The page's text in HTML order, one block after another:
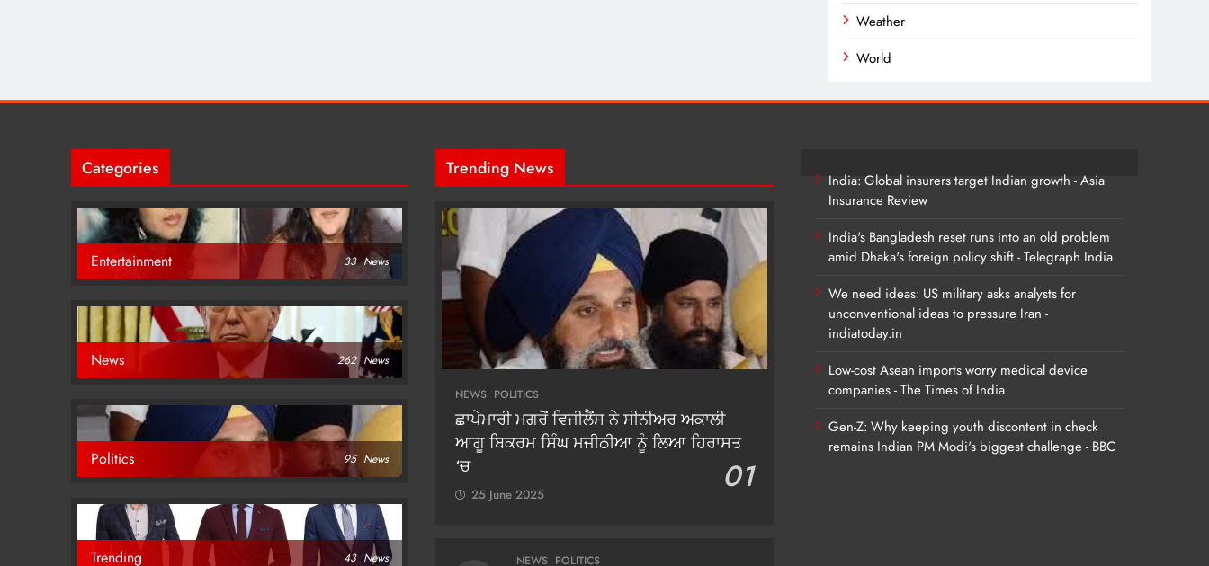
Weather
World
Categories
Entertainment 33 News
News 262 News
Politics 95 News
Trending 43 News
Trending News
NEWS POLITICS
ਛਾਪੇਮਾਰੀ ਮਗਰੋਂ ਵਿਜੀਲੈਂਸ ਨੇ ਸੀਨੀਅਰ ਅਕਾਲੀ
ਆਗੂ ਬਿਕਰਮ ਸਿੰਘ ਮਜੀਠੀਆ ਨੂੰ ਲਿਆ ਹਿਰਾਸਤ
‘ਚ
01
25 June 2025
NEWS POLITICS
India: Global insurers target Indian growth - Asia
Insurance Review
India's Bangladesh reset runs into an old problem
amid Dhaka's foreign policy shift - Telegraph India
We need ideas: US military asks analysts for
unconventional ideas to pressure Iran -
indiatoday.in
Low-cost Asean imports worry medical device
companies - The Times of India
Gen-Z: Why keeping youth discontent in check
remains Indian PM Modi's biggest challenge - BBC